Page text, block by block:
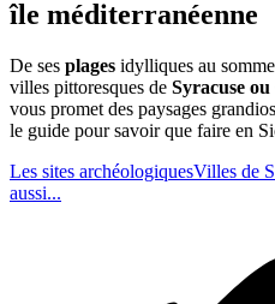
île méditerranéenne
De ses plages idylliques au
villes pittoresques de Syracuse
vous promet des paysages
le guide pour savoir que faire en
Les sites archéologiquesVilles de
aussi...